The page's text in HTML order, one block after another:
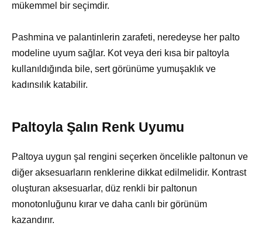
mükemmel bir seçimdir.
Pashmina ve palantinlerin zarafeti, neredeyse her palto
modeline uyum sağlar. Kot veya deri kısa bir paltoyla
kullanıldığında bile, sert görünüme yumuşaklık ve
kadınsılık katabilir.
Paltoyla Şalın Renk Uyumu
Paltoya uygun şal rengini seçerken öncelikle paltonun ve
diğer aksesuarların renklerine dikkat edilmelidir. Kontrast
oluşturan aksesuarlar, düz renkli bir paltonun
monotonluğunu kırar ve daha canlı bir görünüm
kazandırır.